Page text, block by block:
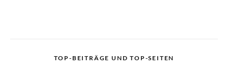
TOP-BEITRÄGE UND TOP-SEITEN